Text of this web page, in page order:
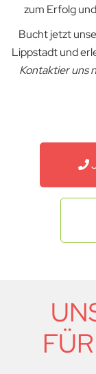
zum Erfolg
Bucht jetzt
Lippstadt und
Kontaktier uns